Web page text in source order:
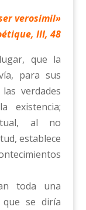
verosímil»
III, 48
que la
para sus
verdades
existencia;
al no
establece
toda una
se diría